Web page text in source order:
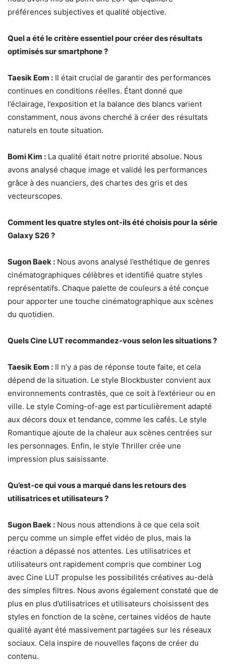
préférences subjectives et qualité objective.
Quel a été le critère essentiel pour créer des résultats
optimisés sur smartphone ?
Taesik Eom : Il était crucial de garantir des performances
continues en conditions réelles. Étant donné que
l’éclairage, l’exposition et la balance des blancs varient
constamment, nous avons cherché à créer des résultats
naturels en toute situation.
Bomi Kim : La qualité était notre priorité absolue. Nous
avons analysé chaque image et validé les performances
grâce à des nuanciers, des chartes des gris et des
vecteurscopes.
Comment les quatre styles ont-ils été choisis pour la série
Galaxy S26 ?
Sugon Baek : Nous avons analysé l’esthétique de genres
cinématographiques célèbres et identifié quatre styles
représentatifs. Chaque palette de couleurs a été conçue
pour apporter une touche cinématographique aux scènes
du quotidien.
Quels Cine LUT recommandez-vous selon les situations ?
Taesik Eom : Il n’y a pas de réponse toute faite, et cela
dépend de la situation. Le style Blockbuster convient aux
environnements contrastés, que ce soit à l’extérieur ou en
ville. Le style Coming-of-age est particulièrement adapté
aux décors doux et tendance, comme les cafés. Le style
Romantique ajoute de la chaleur aux scènes centrées sur
les personnages. Enfin, le style Thriller crée une
impression plus saisissante.
Qu’est-ce qui vous a marqué dans les retours des
utilisatrices et utilisateurs ?
Sugon Baek : Nous nous attendions à ce que cela soit
perçu comme un simple effet vidéo de plus, mais la
réaction a dépassé nos attentes. Les utilisatrices et
utilisateurs ont rapidement compris que combiner Log
avec Cine LUT propulse les possibilités créatives au-delà
des simples filtres. Nous avons également constaté que de
plus en plus d’utilisatrices et utilisateurs choisissent des
styles en fonction de la scène, certaines vidéos de haute
qualité ayant été massivement partagées sur les réseaux
sociaux. Cela inspire de nouvelles façons de créer du
contenu.